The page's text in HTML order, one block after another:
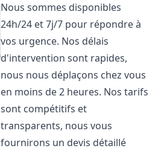
Nous sommes disponibles
24h/24 et 7j/7 pour répondre à
vos urgence. Nos délais
d'intervention sont rapides,
nous nous déplaçons chez vous
en moins de 2 heures. Nos tarifs
sont compétitifs et
transparents, nous vous
fournirons un devis détaillé